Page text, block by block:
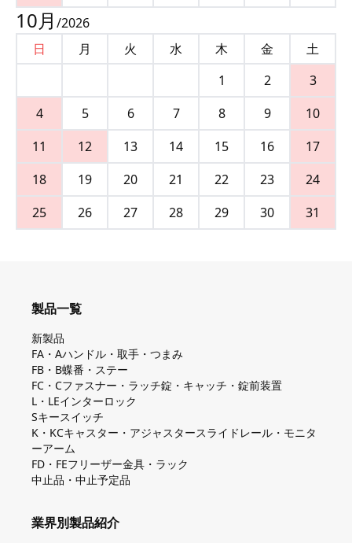
10月 /2026
日
月 火 水 木 金
土
1
2
3
4
5 6 7 8 9
10
11
12 13 14 15 16
17
18
19 20 21 22 23
24
25
26 27 28 29 30 31
製品一覧
新製品
FA・Aハンドル・取手・つまみ
FB・B蝶番・ステー
FC・Cファスナー・ラッチ錠・キャッチ・錠前装置
L・LEインターロック
Sキースイッチ
K・KCキャスター・アジャスタースライドレール・モニタ
ーアーム
FD・FEフリーザー金具・ラック
中止品・中止予定品
業界別製品紹介